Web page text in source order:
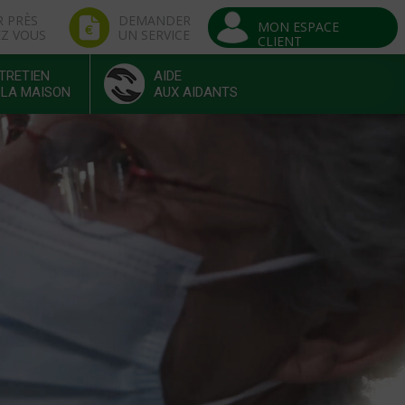
PRÈS
VOUS
DEMANDER
UN SERVICE
MON ESPACE
CLIENT
MAISON
AIDE
AUX AIDANTS